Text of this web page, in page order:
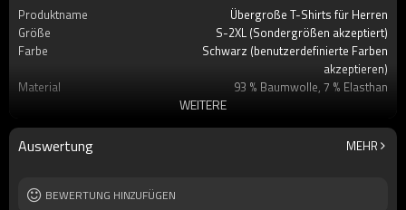
Produktname
Übergroße T-Shirts für Herren
Größe
S-2XL (Sondergrößen akzeptiert)
Farbe
Schwarz (benutzerdefinierte Farben
akzeptieren)
Material
93 % Baumwolle, 7 % Elasthan
Benutzerdefiniertes Etikett akzeptieren
Marke
Berührt Dunkel
Jahreszeit
Sommer
WEITERE
Auswertung MEHR
BEWERTUNG HINZUFÜGEN